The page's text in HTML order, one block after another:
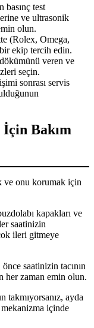
basınç test
ve ultrasonik
olun.
(Rolex, Omega,
ekip tercih edin.
veren ve
seçin.
sonrası servis
Bakım
ve onu korumak için
kapakları ve
saatinizin
ileri gitmeye
saatinizin tacının
her zaman emin olun.
takmıyorsanız, ayda
içinde